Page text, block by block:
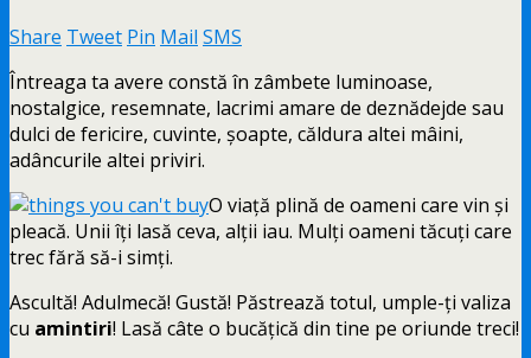
Share Tweet Pin Mail SMS
Întreaga ta avere constă în zâmbete luminoase,
nostalgice, resemnate, lacrimi amare de deznădejde sau
dulci de fericire, cuvinte, șoapte, căldura altei mâini,
adâncurile altei priviri.
O viață plină de oameni care vin și
pleacă. Unii îți lasă ceva, alții iau. Mulți oameni tăcuți care
trec fără să-i simți.
Ascultă! Adulmecă! Gustă! Păstrează totul, umple-ți valiza
cu amintiri! Lasă câte o bucățică din tine pe oriunde treci!